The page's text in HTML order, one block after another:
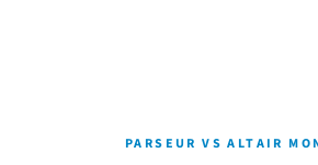
PARSEUR VS ALTAIR